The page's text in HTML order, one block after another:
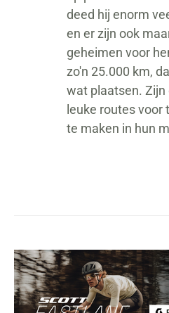
deed hij enorm
en er zijn ook
geheimen voor
zo'n 25.000 km,
wat plaatsen. Zijn
leuke routes voor
te maken in hun